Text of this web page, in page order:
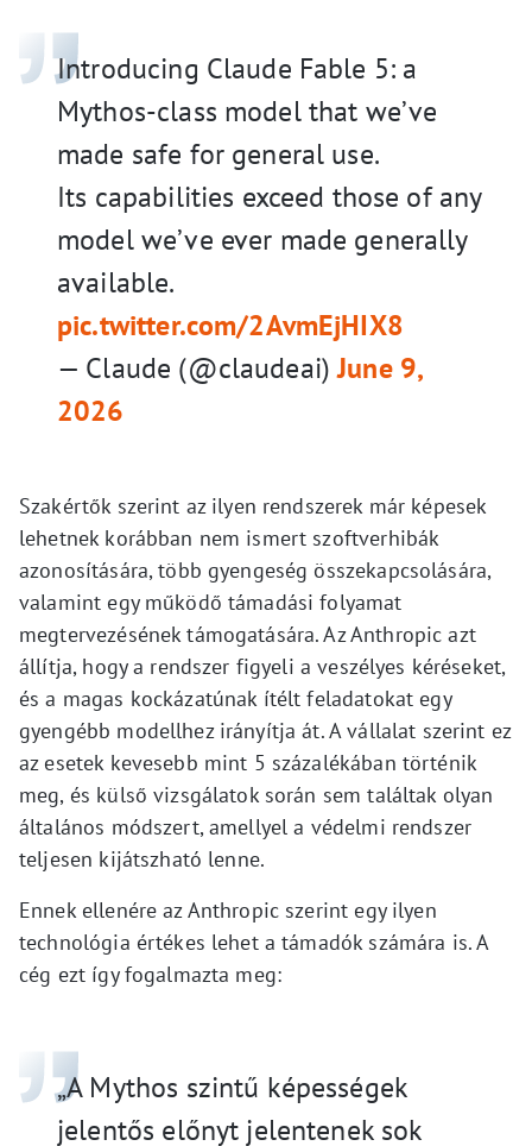
Introducing Claude Fable 5: a
Mythos-class model that we’ve
made safe for general use.
Its capabilities exceed those of any
model we’ve ever made generally
available.
pic.twitter.com/2AvmEjHIX8
— Claude (@claudeai)June 9,
2026
Szakértők szerint az ilyen rendszerek már képesek
lehetnek korábban nem ismert szoftverhibák
azonosítására, több gyengeség összekapcsolására,
valamint egy működő támadási folyamat
megtervezésének támogatására. Az Anthropic azt
állítja, hogy a rendszer figyeli a veszélyes kéréseket,
és a magas kockázatúnak ítélt feladatokat egy
gyengébb modellhez irányítja át. A vállalat szerint ez
az esetek kevesebb mint 5 százalékában történik
meg, és külső vizsgálatok során sem találtak olyan
általános módszert, amellyel a védelmi rendszer
teljesen kijátszható lenne.
Ennek ellenére az Anthropic szerint egy ilyen
technológia értékes lehet a támadók számára is. A
cég ezt így fogalmazta meg:
„A Mythos szintű képességek
jelentős előnyt jelentenek sok